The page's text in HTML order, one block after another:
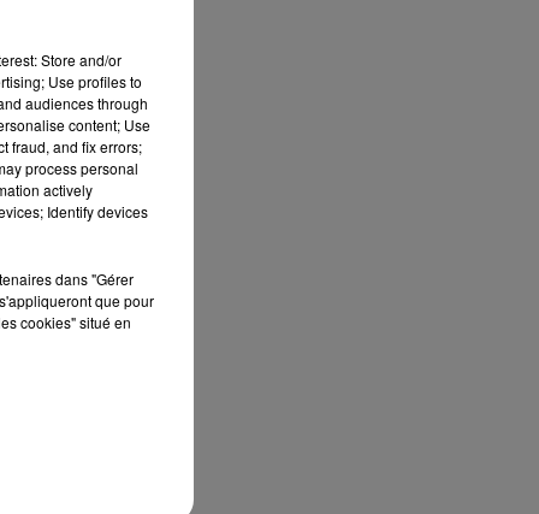
Store and/or
Use profiles to
audiences through
content; Use
fraud, and fix errors;
process personal
actively
Identify devices
dans "Gérer
que pour
cookies" situé en